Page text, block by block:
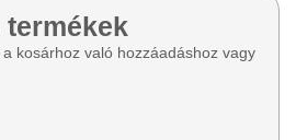
kosárhoz való hozzáadáshoz vagy